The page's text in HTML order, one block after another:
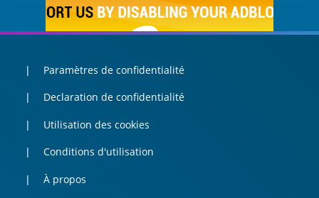
Paramètres de confidentialité
Declaration de confidentialité
Utilisation des cookies
Conditions d'utilisation
À propos